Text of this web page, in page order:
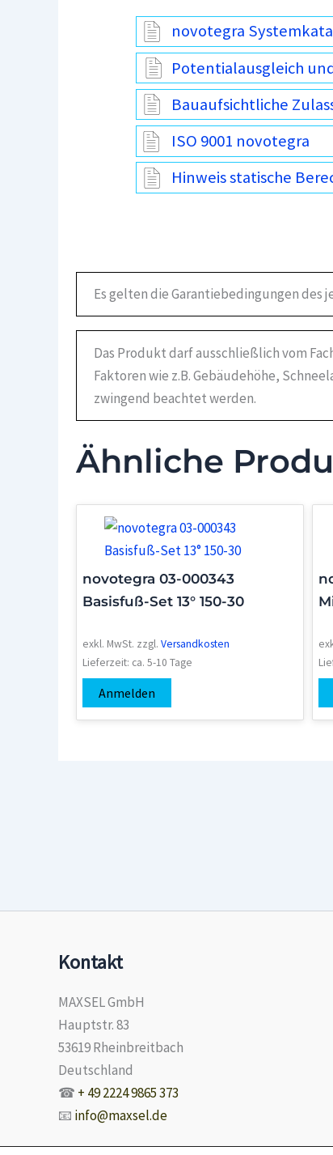
novotegra
Potentialausgleich
Bauaufsichtliche
ISO 9001 novotegra
Hinweis statische
Es gelten die Garantiebedingungen
Das Produkt darf ausschließlich vom
Faktoren wie z.B. Gebäudehöhe,
zwingend beachtet werden.
Ähnliche
novotegra 03-000343
Basisfuß-Set 13° 150-30
exkl. MwSt. zzgl.Versandkosten
Lieferzeit: ca. 5-10 Tage
Anmelden
Kontakt
MAXSEL GmbH
Hauptstr. 83
53619 Rheinbreitbach
Deutschland
☎ + 49 2224 9865 373
📧 info@maxsel.de